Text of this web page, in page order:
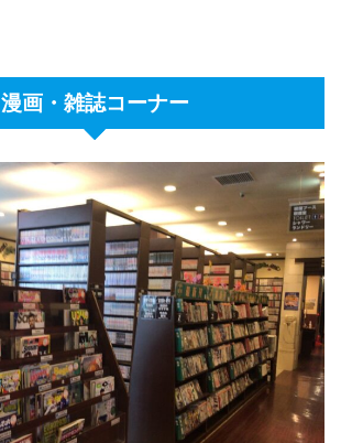
漫画・雑誌コーナー